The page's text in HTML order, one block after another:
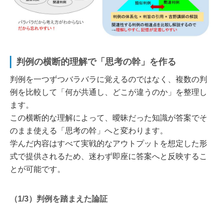
判例の横断的理解で「思考の幹」を作る
判例を一つずつバラバラに覚えるのではなく、複数の判
例を比較して「何が共通し、どこが違うのか」を整理し
ます。
この横断的な理解によって、曖昧だった知識が答案でそ
のまま使える「思考の幹」へと変わります。
学んだ内容はすべて実戦的なアウトプットを想定した形
式で提供されるため、迷わず即座に答案へと反映するこ
とが可能です。
（1/3）判例を踏まえた論証